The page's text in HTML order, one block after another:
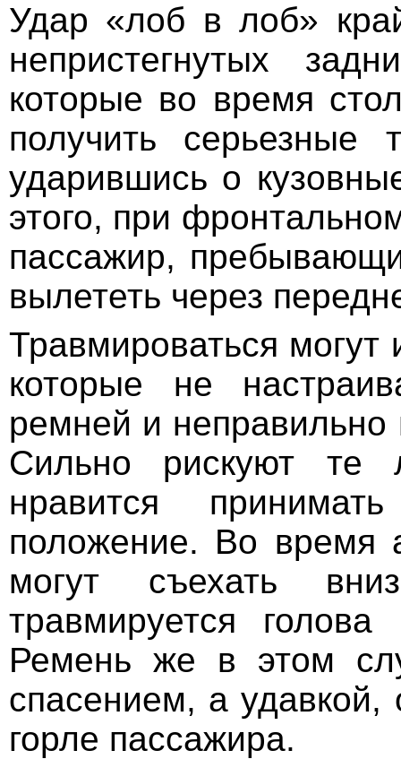
Удар «лоб в лоб»
непристегнутых
которые во время
получить серьезные
ударившись о
этого, при
пассажир,
вылететь через
Травмироваться
которые не
ремней и неправильно
Сильно рискуют те
нравится
положение. Во время
могут съехать
травмируется голова
Ремень же в этом
спасением, а удавкой,
горле пассажира.